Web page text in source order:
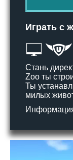
Играть с
Стань
Zoo ты
Ты
милых